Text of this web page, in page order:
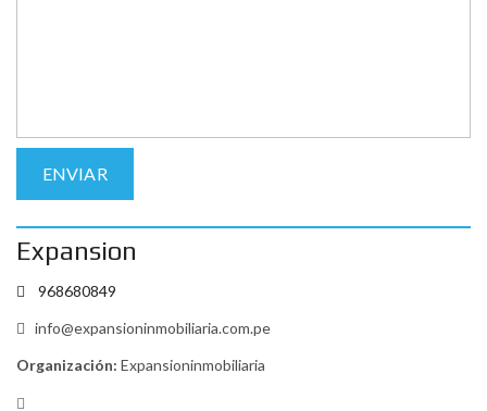
Expansion
968680849
info@expansioninmobiliaria.com.pe
Organización: Expansioninmobiliaria